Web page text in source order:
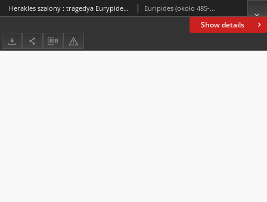
Show details
Herakles szalony : tragedya Eurypidesa przedstawiona około r. 422(?) przed Chr. Euripides (około 485-406 p.n.e.)